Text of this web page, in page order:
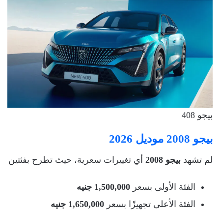
بيجو 408
بيجو 2008 موديل 2026
لم تشهد بيجو 2008 أي تغييرات سعرية، حيث تطرح بفئتين
الفئة الأولى بسعر 1,500,000 جنيه
الفئة الأعلى تجهيزًا بسعر 1,650,000 جنيه